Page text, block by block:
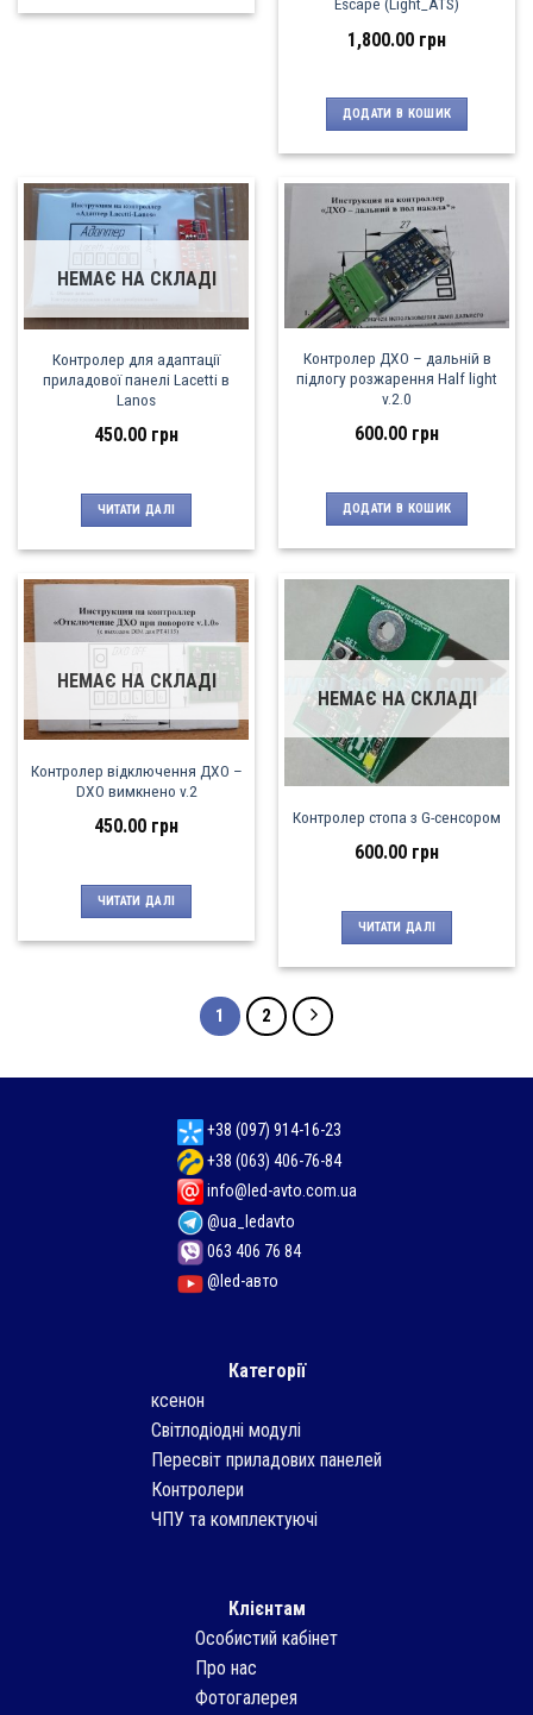
1,800.00 грн
ДОДАТИ В КОШИК
НЕМАЄ НА СКЛАДІ
Контролер для адаптації
приладової панелі Lacetti в
Lanos
450.00 грн
ЧИТАТИ ДАЛІ
Контролер ДХО – дальній в
підлогу розжарення Half light
v.2.0
600.00 грн
ДОДАТИ В КОШИК
НЕМАЄ НА СКЛАДІ
Контролер відключення ДХО –
DXO вимкнено v.2
450.00 грн
ЧИТАТИ ДАЛІ
НЕМАЄ НА СКЛАДІ
Контролер стопа з G-сенсором
600.00 грн
ЧИТАТИ ДАЛІ
1 2
+38 (097) 914-16-23
+38 (063) 406-76-84
info@led-avto.com.ua
@ua_ledavto
063 406 76 84
@led-авто
Категорії
ксенон
Світлодіодні модулі
Пересвіт приладових панелей
Контролери
ЧПУ та комплектуючі
Клієнтам
Особистий кабінет
Про нас
Фотогалерея